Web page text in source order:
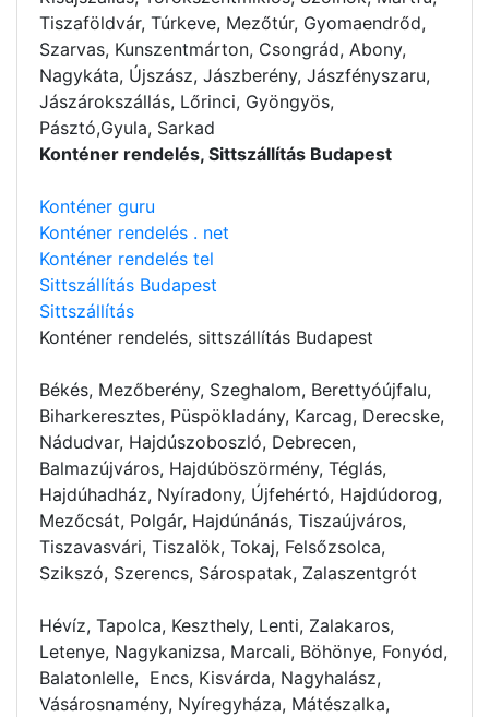
Tiszaföldvár, Túrkeve, Mezőtúr, Gyomaendrőd,
Szarvas, Kunszentmárton, Csongrád, Abony,
Nagykáta, Újszász, Jászberény, Jászfényszaru,
Jászárokszállás, Lőrinci, Gyöngyös,
Pásztó,Gyula, Sarkad
Konténer rendelés, Sittszállítás Budapest
Konténer guru
Konténer rendelés . net
Konténer rendelés tel
Sittszállítás Budapest
Sittszállítás
Konténer rendelés, sittszállítás Budapest
Békés, Mezőberény, Szeghalom, Berettyóújfalu,
Biharkeresztes, Püspökladány, Karcag, Derecske,
Nádudvar, Hajdúszoboszló, Debrecen,
Balmazújváros, Hajdúböszörmény, Téglás,
Hajdúhadház, Nyíradony, Újfehértó, Hajdúdorog,
Mezőcsát, Polgár, Hajdúnánás, Tiszaújváros,
Tiszavasvári, Tiszalök, Tokaj, Felsőzsolca,
Szikszó, Szerencs, Sárospatak, Zalaszentgrót
Hévíz, Tapolca, Keszthely, Lenti, Zalakaros,
Letenye, Nagykanizsa, Marcali, Böhönye, Fonyód,
Balatonlelle, Encs, Kisvárda, Nagyhalász,
Vásárosnamény, Nyíregyháza, Mátészalka,